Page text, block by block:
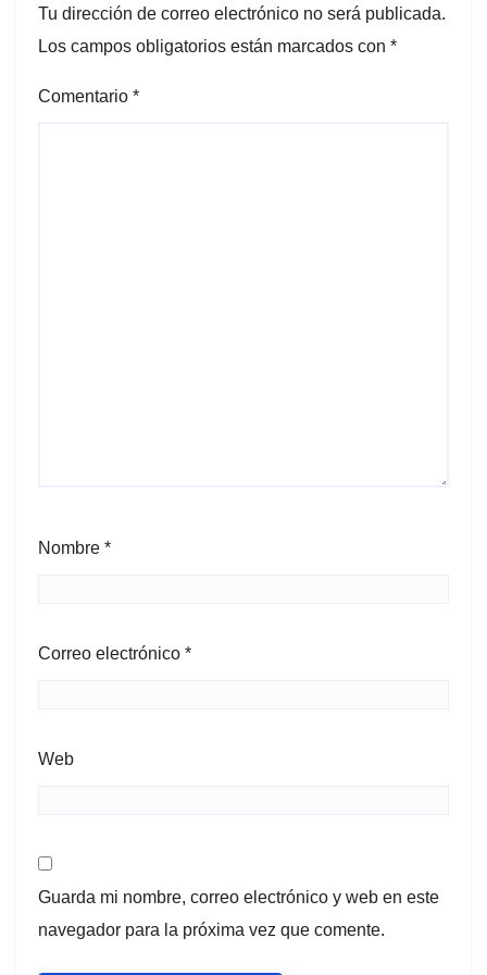
Tu dirección de correo electrónico no será publicada.
Los campos obligatorios están marcados con *
Comentario *
Nombre *
Correo electrónico *
Web
Guarda mi nombre, correo electrónico y web en este
navegador para la próxima vez que comente.